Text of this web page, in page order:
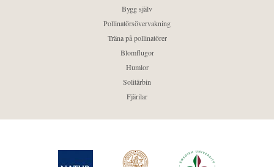
Bygg själv
Pollinatörsövervakning
Träna på pollinatörer
Blomflugor
Humlor
Solitärbin
Fjärilar